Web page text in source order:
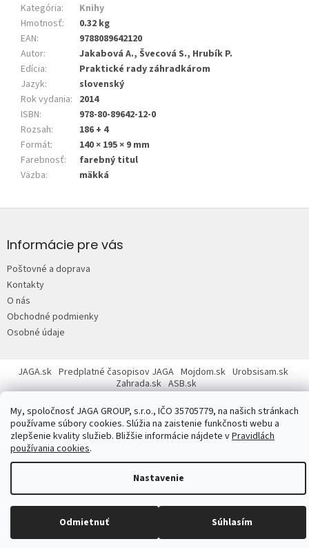
My, spoločnosť JAGA GROUP, s.r.o., IČO 35705779, na našich stránkach
používame súbory cookies. Slúžia na zaistenie funkčnosti webu a
zlepšenie kvality služieb. Bližšie informácie nájdete vPravidlách
používania cookies.
Nastavenie
Odmietnuť Súhlasím
Kategória:
Knihy
Hmotnosť:
0.32 kg
EAN:
9788089642120
Autor:
Jakabová A., Švecová S., Hrubík P.
Edícia:
Praktické rady záhradkárom
Jazyk:
slovenský
Rok vydania: 2014
ISBN:
978-80-89642-12-0
Rozsah:
186 + 4
Formát:
140 × 195 × 9 mm
Farebnosť:
farebný titul
Väzba: mäkká
p
e
Informácie pre vás
Poštovné a doprava
Kontakty
O nás
Obchodné podmienky
Osobné údaje
JAGA.sk Predplatné časopisov JAGA Mojdom.sk Urobsisam.sk
Zahrada.sk ASB.sk
Copyright 2026JAGASTORE.sk. Všetky práva vyhradené.Upraviť
nastavenie cookies